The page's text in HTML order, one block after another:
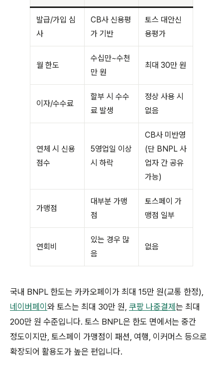
발급/가입 심
사
CB사 신용평
가 기반
토스 대안신
용평가
월 한도
수십만~수천
만 원
최대 30만 원
이자/수수료
할부 시 수수
료 발생
정상 사용 시
없음
연체 시 신용
점수
5영업일 이상
시 하락
CB사 미반영
(단 BNPL 사
업자 간 공유
가능)
가맹점
대부분 가맹
점
토스페이 가
맹점 일부
연회비
있는 경우 많
음
없음
국내 BNPL 한도는 카카오페이가 최대 15만 원(교통 한정),
네이버페이 와 토스는 최대 30만 원, 쿠팡 나중결제 는 최대
200만 원 수준입니다. 토스 BNPL은 한도 면에서는 중간
정도이지만, 토스페이 가맹점이 패션, 여행, 이커머스 등으로
확장되어 활용도가 높은 편입니다.